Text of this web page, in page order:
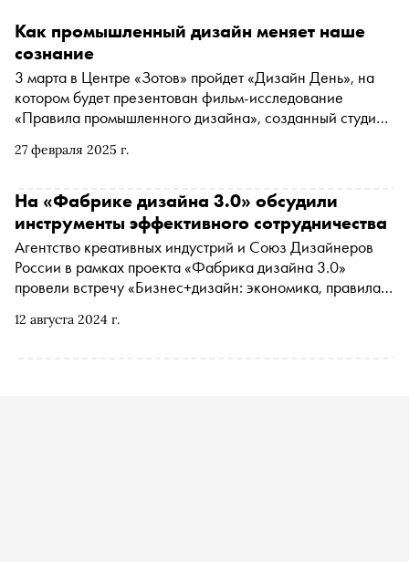
27 февраля 2025 г.
Как промышленный дизайн меняет наше
сознание
3 марта в Центре «Зотов» пройдет «Дизайн День», на
котором будет презентован фильм-исследование
«Правила промышленного дизайна», созданный студией
экспертами. Этот сектор становится важнейшим
успех компаний через инновационный подход к
пользовательскому опыту и эмоциям. «Сноб»
разбирается, как промышленный дизайн помогает
органично вписывать в окружающую среду предметы,
адаптировать их под запросы общества и формировать
отношение к компании
12 августа 2024 г.
На «Фабрике дизайна 3.0» обсудили
инструменты эффективного сотрудничества
Агентство креативных индустрий и Союз Дизайнеров
России в рамках проекта «Фабрика дизайна 3.0»
провели встречу «Бизнес+дизайн: экономика, правила,
российской экономике и взаимоотношения заказчиков